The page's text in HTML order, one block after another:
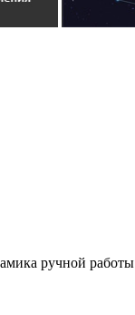
ручной работы